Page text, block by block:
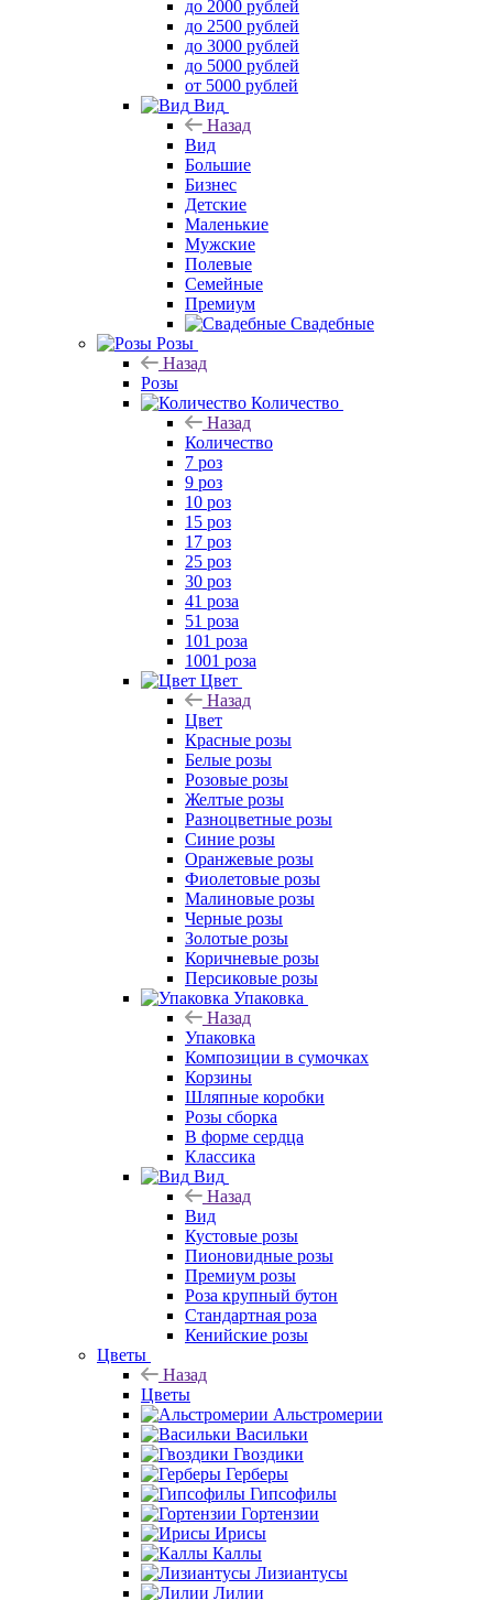
до 2000 рублей
до 2500 рублей
до 3000 рублей
до 5000 рублей
от 5000 рублей
Вид
Назад
Вид
Большие
Бизнес
Детские
Маленькие
Мужские
Полевые
Семейные
Премиум
Свадебные
Розы
Назад
Розы
Количество
Назад
Количество
7 роз
9 роз
10 роз
15 роз
17 роз
25 роз
30 роз
41 роза
51 роза
101 роза
1001 роза
Цвет
Назад
Цвет
Красные розы
Белые розы
Розовые розы
Желтые розы
Разноцветные розы
Синие розы
Оранжевые розы
Фиолетовые розы
Малиновые розы
Черные розы
Золотые розы
Коричневые розы
Персиковые розы
Упаковка
Назад
Упаковка
Композиции в сумочках
Корзины
Шляпные коробки
Розы сборка
В форме сердца
Классика
Вид
Назад
Вид
Кустовые розы
Пионовидные розы
Премиум розы
Роза крупный бутон
Стандартная роза
Кенийские розы
Цветы
Назад
Цветы
Альстромерии
Васильки
Гвоздики
Герберы
Гипсофилы
Гортензии
Ирисы
Каллы
Лизиантусы
Лилии